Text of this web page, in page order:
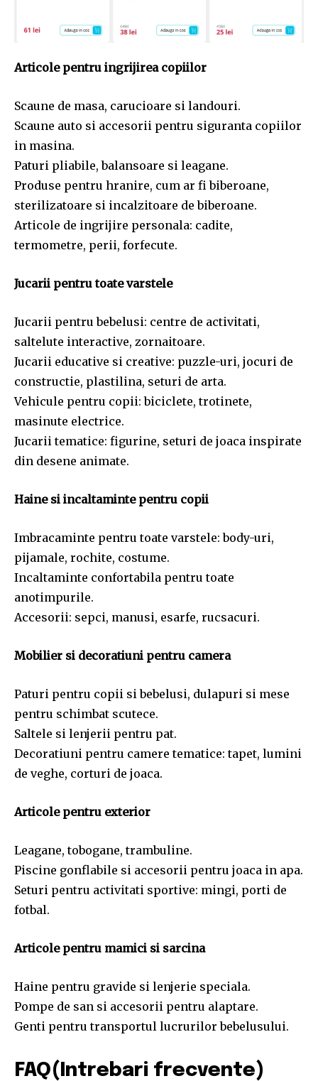
Articole pentru ingrijirea copiilor
Scaune de masa, carucioare si landouri.
Scaune auto si accesorii pentru siguranta copiilor
in masina.
Paturi pliabile, balansoare si leagane.
Produse pentru hranire, cum ar fi biberoane,
sterilizatoare si incalzitoare de biberoane.
Articole de ingrijire personala: cadite,
termometre, perii, forfecute.
Jucarii pentru toate varstele
Jucarii pentru bebelusi: centre de activitati,
saltelute interactive, zornaitoare.
Jucarii educative si creative: puzzle-uri, jocuri de
constructie, plastilina, seturi de arta.
Vehicule pentru copii: biciclete, trotinete,
masinute electrice.
Jucarii tematice: figurine, seturi de joaca inspirate
din desene animate.
Haine si incaltaminte pentru copii
Imbracaminte pentru toate varstele: body-uri,
pijamale, rochite, costume.
Incaltaminte confortabila pentru toate
anotimpurile.
Accesorii: sepci, manusi, esarfe, rucsacuri.
Mobilier si decoratiuni pentru camera
Paturi pentru copii si bebelusi, dulapuri si mese
pentru schimbat scutece.
Saltele si lenjerii pentru pat.
Decoratiuni pentru camere tematice: tapet, lumini
de veghe, corturi de joaca.
Articole pentru exterior
Leagane, tobogane, trambuline.
Piscine gonflabile si accesorii pentru joaca in apa.
Seturi pentru activitati sportive: mingi, porti de
fotbal.
Articole pentru mamici si sarcina
Haine pentru gravide si lenjerie speciala.
Pompe de san si accesorii pentru alaptare.
Genti pentru transportul lucrurilor bebelusului.
FAQ(Intrebari frecvente)